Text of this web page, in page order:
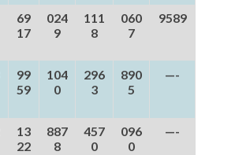
69
17
024
9
111
8
060
7
9589
99
59
104
0
296
3
890
5
—-
13
22
887
8
457
0
096
0
—-